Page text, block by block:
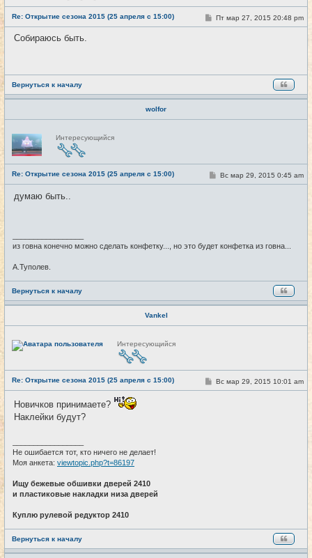
е
т
и
Re: Открытие сезона 2015 (25 апреля с 15:00) #18
С
о
и
Пт мар 27, 2015 20:48 pm
Собираюсь быть.
Вернуться к началу
wolfor
Н
е
в
с
е
т
и
Интересующийся
Re: Открытие сезона 2015 (25 апреля с 15:00) #19
С
о
Вс мар 29, 2015 0:45 am
думаю быть..
из говна конечно можно сделать конфетку..., но это будет конфетка из говна...
А.Туполев.
Вернуться к началу
Vankel
Н
е
е
т
и
Интересующийся
Re: Открытие сезона 2015 (25 апреля с 15:00) #20
С
о
Вс мар 29, 2015 10:01 am
Новичков принимаете?
Наклейки будут?
Не ошибается тот, кто ничего не делает!
Моя анкета: viewtopic.php?t=86197
Ищу бежевые обшивки дверей 2410
и пластиковые накладки низа дверей
Куплю рулевой редуктор 2410
Вернуться к началу